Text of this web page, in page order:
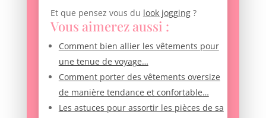
Et que pensez vous du look jogging?
Vous aimerez aussi :
Comment bien allier les vêtements pour
une tenue de voyage…
Comment porter des vêtements oversize
de manière tendance et confortable…
Les astuces pour assortir les pièces de sa